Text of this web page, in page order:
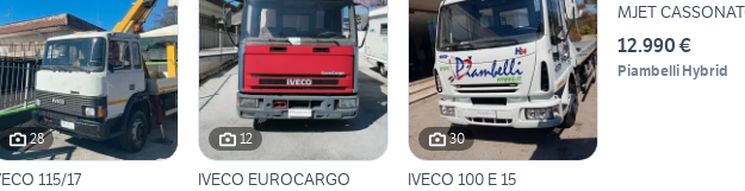
28
115/17
12
IVECO EUROCARGO
30
IVECO 100 E 15
MJET
12.990 €
Piambelli Hybrid